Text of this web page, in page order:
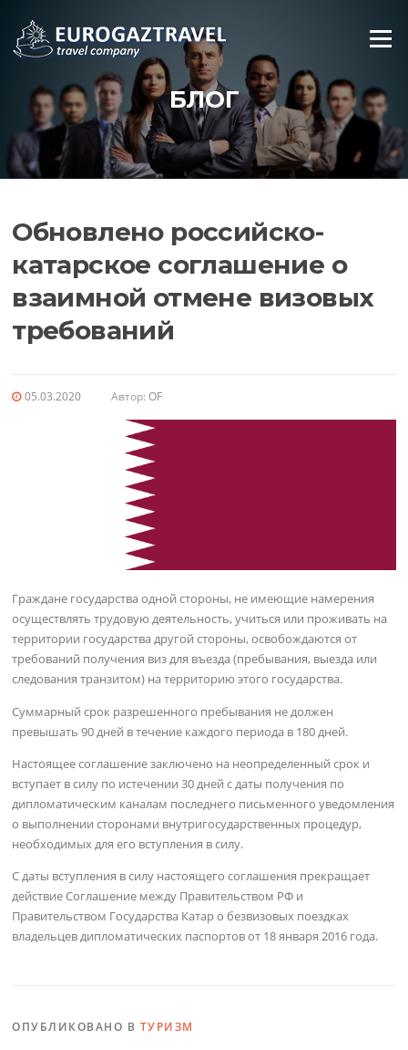
содержимому
Меню
БЛОГ
Обновлено российско-
катарское соглашение о
взаимной отмене визовых
требований
05.03.2020 Автор:OF
Граждане государства одной стороны, не имеющие намерения
осуществлять трудовую деятельность, учиться или проживать на
территории государства другой стороны, освобождаются от
требований получения виз для въезда (пребывания, выезда или
следования транзитом) на территорию этого государства.
Суммарный срок разрешенного пребывания не должен
превышать 90 дней в течение каждого периода в 180 дней.
Настоящее соглашение заключено на неопределенный срок и
вступает в силу по истечении 30 дней с даты получения по
дипломатическим каналам последнего письменного уведомления
о выполнении сторонами внутригосударственных процедур,
необходимых для его вступления в силу.
С даты вступления в силу настоящего соглашения прекращает
действие Соглашение между Правительством РФ и
Правительством Государства Катар о безвизовых поездках
владельцев дипломатических паспортов от 18 января 2016 года.
ОПУБЛИКОВАНО В ТУРИЗМ